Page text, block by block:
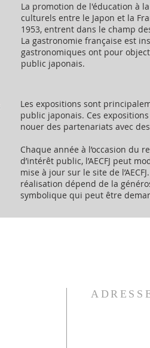
La promotion de l'éducation à
culturels entre le Japon et la
1953, entrent dans le champ des
La gastronomie française est
gastronomiques ont pour
public japonais.
Les expositions sont
public japonais. Ces
nouer des partenariats avec
Chaque année à l’occasion du
d’intérêt public, l’AECFJ peut
mise à jour sur le site de
réalisation dépend de la
symbolique qui peut être